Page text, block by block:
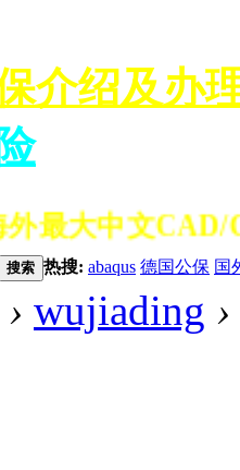
介绍及办
最大中文CAD/
搜索 热搜: abaqus 德国公保 国
› wujiading ›